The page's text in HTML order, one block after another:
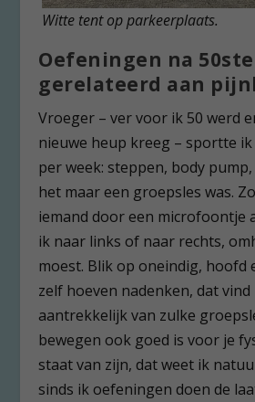
Witte tent op parkeerplaats.
Oefeningen na 50ste
gerelateerd aan
Vroeger – ver voor ik 50 werd
nieuwe heup kreeg – sportte
per week: steppen, body
het maar een groepsles was.
iemand door een microfoontje
ik naar links of naar rechts,
moest. Blik op oneindig, hoofd
zelf hoeven nadenken, dat
aantrekkelijk van zulke
bewegen ook goed is voor je
staat van zijn, dat weet ik
sinds ik oefeningen doen de